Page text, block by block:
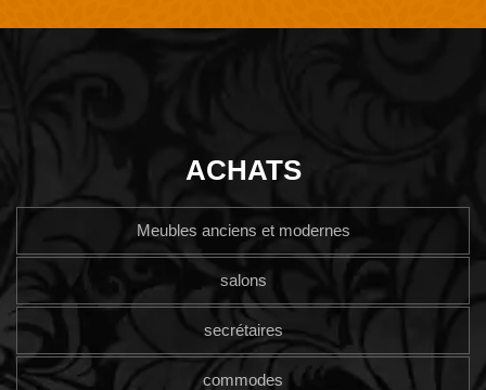
ACHATS
Meubles anciens et modernes
salons
secrétaires
commodes